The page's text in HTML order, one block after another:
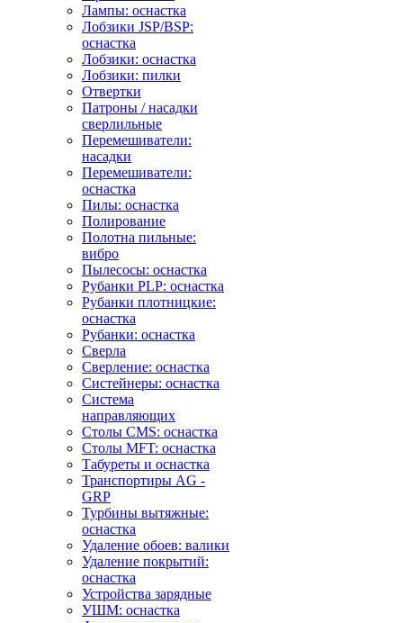
Лампы: оснастка
Лобзики JSP/BSP:
оснастка
Лобзики: оснастка
Лобзики: пилки
Отвертки
Патроны / насадки
сверлильные
Перемешиватели:
насадки
Перемешиватели:
оснастка
Пилы: оснастка
Полирование
Полотна пильные:
вибро
Пылесосы: оснастка
Рубанки PLP: оснастка
Рубанки плотницкие:
оснастка
Рубанки: оснастка
Сверла
Сверление: оснастка
Систейнеры: оснастка
Система
направляющих
Столы CMS: оснастка
Столы MFT: оснастка
Табуреты и оснастка
Транспортиры AG -
GRP
Турбины вытяжные:
оснастка
Удаление обоев: валики
Удаление покрытий:
оснастка
Устройства зарядные
УШМ: оснастка